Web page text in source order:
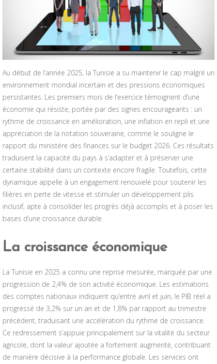
Au début de l’année 2025, la Tunisie a su maintenir le cap malgré un
environnement mondial incertain et des pressions économiques
persistantes. Les premiers mois de l’exercice témoignent d’une
économie qui résiste, portée par des signes encourageants : un
rythme de croissance en amélioration, une inflation en repli et une
appréciation de la notation souveraine, comme le souligne le
rapport du ministère des finances sur le budget 2026. Ces résultats
traduisent la capacité du pays à s’adapter et à préserver une
certaine stabilité dans un contexte encore fragile. Toutefois, cette
dynamique appelle à un engagement renouvelé pour soutenir les
filières en perte de vitesse et stimuler un développement plis
inclusif, apte à consolider les progrès déjà accomplis et à poser les
bases d’une croissance durable.
La croissance économique
La Tunisie en 2025 a connu une reprise mesurée, marquée par une
progression de 2,4% de son activité économique. Les estimations
des comptes nationaux indiquent qu’entre avril et juin, le PIB réel a
progressé de 3,2% sur un an et de 1,8% par rapport au trimestre
précédent, traduisant une accélération du rythme de croissance.
Ce redressement s’appuie principalement sur la vitalité du secteur
agricole, dont la valeur ajoutée a fortement augmenté, contribuant
de manière décisive à la performance globale. Les services ont